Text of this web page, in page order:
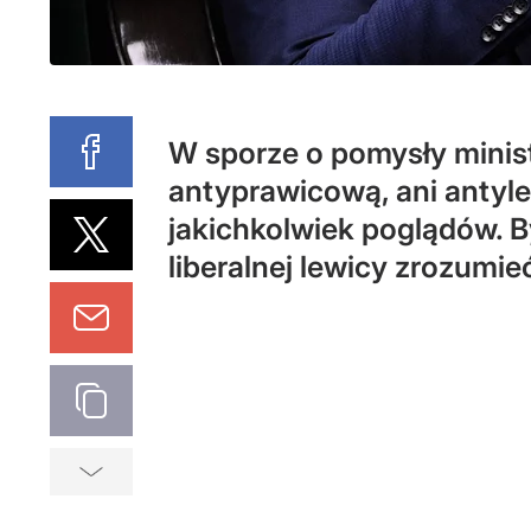
W sporze o pomysły
antyprawicową, ani
jakichkolwiek poglądów.
liberalnej lewicy